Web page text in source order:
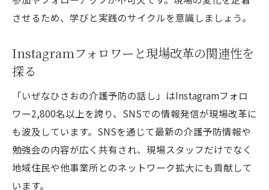
させるため、学びと実践のサイクルを意識しましょう。
Instagramフォロワーと現場改革の関連性を
探る
「いぜなひさおの介護予防の話し」はInstagramフォロ
ワー2,800名以上を誇り、SNSでの情報発信が現場改革に
も波及しています。SNSを通じて最新の介護予防情報や
勉強会の内容が広く共有され、現場スタッフだけでなく
地域住民や他事業所とのネットワーク拡大にも貢献して
います。